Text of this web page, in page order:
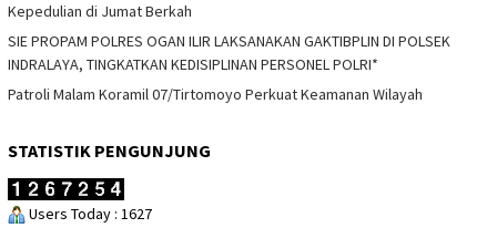
Kepedulian di Jumat Berkah
SIE PROPAM POLRES OGAN ILIR LAKSANAKAN GAKTIBPLIN DI POLSEK
INDRALAYA, TINGKATKAN KEDISIPLINAN PERSONEL POLRI*
Patroli Malam Koramil 07/Tirtomoyo Perkuat Keamanan Wilayah
STATISTIK PENGUNJUNG
Users Today : 1627